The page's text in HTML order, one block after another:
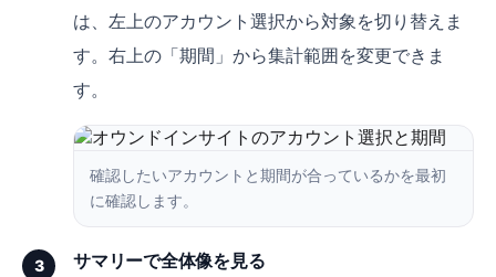
は、左上のアカウント選択から対象を切り替えま
す。右上の「期間」から集計範囲を変更できま
す。
確認したいアカウントと期間が合っているかを最初
に確認します。
3 サマリーで全体像を見る